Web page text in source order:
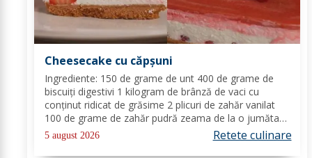
Cheesecake cu căpșuni
Ingrediente: 150 de grame de unt 400 de grame de
biscuiți digestivi 1 kilogram de brânză de vaci cu
conținut ridicat de grăsime 2 plicuri de zahăr vanilat
100 de grame de zahăr pudră zeama de la o jumătate
de lămâie 600 de mililitri de smântână pentru frișcă 4
foi de gelatină hidratate în apă rece...
5 august 2026 Retete culinare